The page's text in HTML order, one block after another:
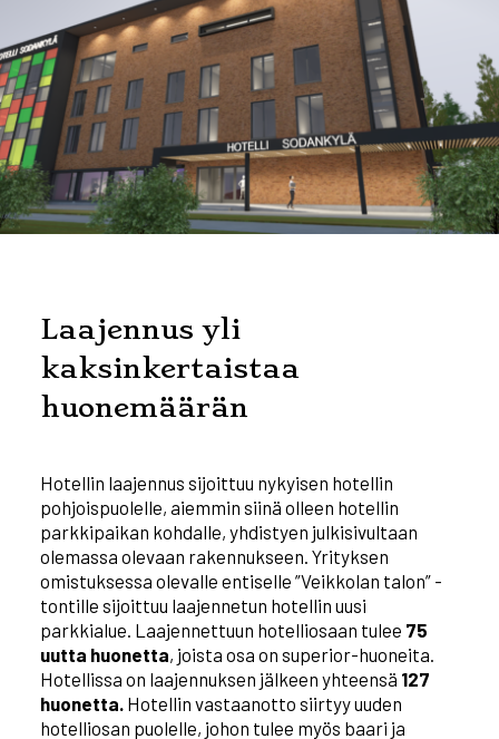
Laajennus yli
kaksinkertaistaa
huonemäärän
Hotellin laajennus sijoittuu nykyisen hotellin
pohjoispuolelle, aiemmin siinä olleen hotellin
parkkipaikan kohdalle, yhdistyen julkisivultaan
olemassa olevaan rakennukseen. Yrityksen
omistuksessa olevalle entiselle ”Veikkolan talon” -
tontille sijoittuu laajennetun hotellin uusi
parkkialue. Laajennettuun hotelliosaan tulee 75
uutta huonetta, joista osa on superior-huoneita.
Hotellissa on laajennuksen jälkeen yhteensä 127
huonetta.Hotellin vastaanotto siirtyy uuden
hotelliosan puolelle, johon tulee myös baari ja